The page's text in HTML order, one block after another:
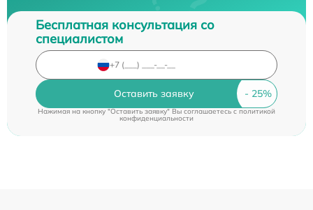
Бесплатная консультация со
специалистом
Оставить заявку
Нажимая на кнопку "Оставить заявку" Вы соглашаетесь cполитикой
конфиденциальности